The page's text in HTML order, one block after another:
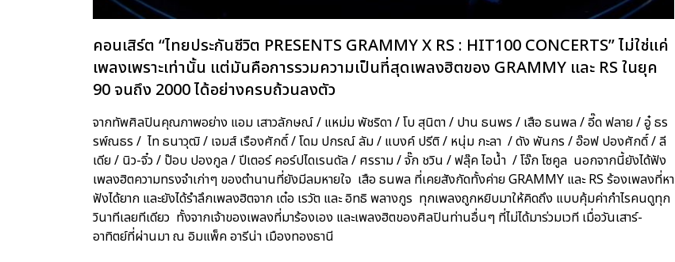
คอนเสิร์ต “ไทยประกันชีวิต PRESENTS GRAMMY X RS : HIT100 CONCERTS” ไม่ใช่แค่
เพลงเพราะเท่านั้น แต่มันคือการรวมความเป็นที่สุดเพลงฮิตของ GRAMMY และ RS ในยุค
90 จนถึง 2000 ได้อย่างครบถ้วนลงตัว
จากทัพศิลปินคุณภาพอย่าง แอม เสาวลักษณ์ / แหม่ม พัชริดา / โบ สุนิตา / ปาน ธนพร / เสือ ธนพล / อี๊ด ฟลาย / อู๋ ธร
รพ์ณธร / ไท ธนาวุฒิ / เจมส์ เรืองศักดิ์ / โดม ปกรณ์ ลัม / แบงค์ ปรีติ / หนุ่ม กะลา / ดัง พันกร / อ๊อฟ ปองศักดิ์ / ลี
เดีย / นิว-จิ๋ว / ป๊อบ ปองกูล / ปีเตอร์ คอร์ปไดเรนดัล / ศรราม / จั๊ก ชวิน / ฟลุ๊ค ไอน้ำ / โจ๊ก โซคูล นอกจากนี้ยังได้ฟัง
เพลงฮิตความทรงจำเก่าๆ ของตำนานที่ยังมีลมหายใจ เสือ ธนพล ที่เคยสังกัดทั้งค่าย GRAMMY และ RS ร้องเพลงที่หา
ฟังได้ยาก และยังได้รำลึกเพลงฮิตจาก เต๋อ เรวัต และ อิทธิ พลางกูร ทุกเพลงถูกหยิบมาให้คิดถึง แบบคุ้มค่ากำไรคนดูทุก
วินาทีเลยทีเดียว ทั้งจากเจ้าของเพลงที่มาร้องเอง และเพลงฮิตของศิลปินท่านอื่นๆ ที่ไม่ได้มาร่วมเวที เมื่อวันเสาร์-
อาทิตย์ที่ผ่านมา ณ อิมแพ็ค อารีน่า เมืองทองธานี